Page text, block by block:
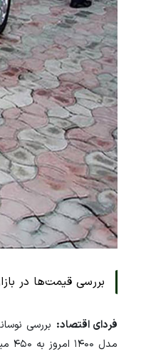
بررسی قیمت‌ها در
فردای اقتصاد:
مدل ۱۴۰۰ امروز به ۴۵۰ میلیون تومان رسیده و ۲۰۶ تیپ ۲ مدل ۱۴۰۱ نیز به ۴۷۰ میلیون تومان رسید.